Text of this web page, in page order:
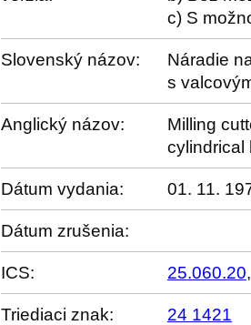
c) S
Slovenský názov:
Náradie
s
Anglický názov:
Milling
cylindrical
Dátum vydania: 01. 11.
Dátum zrušenia:
ICS: 25.060.20,
Triediaci znak: 24 1421